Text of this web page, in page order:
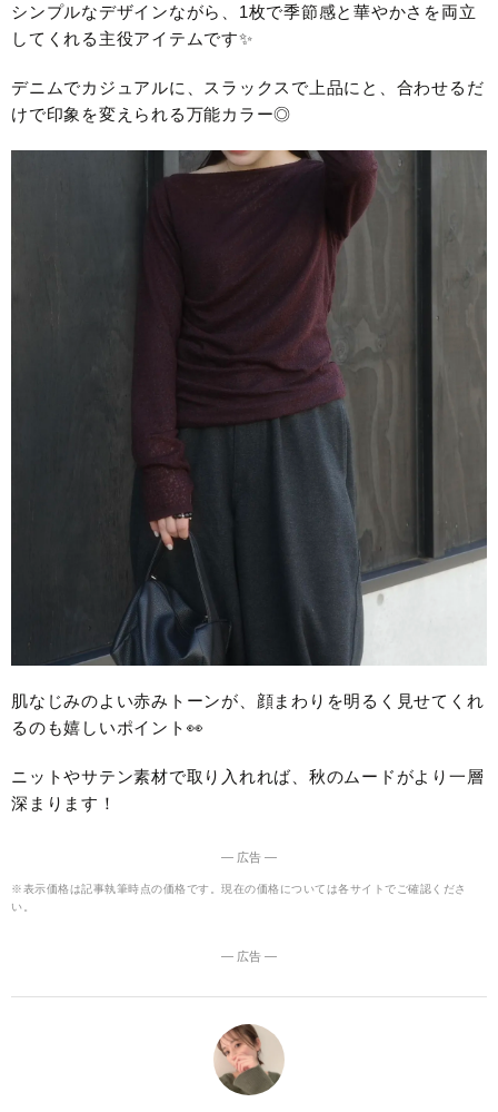
シンプルなデザインながら、1枚で季節感と華やかさを両立
してくれる主役アイテムです✨
デニムでカジュアルに、スラックスで上品にと、合わせるだ
けで印象を変えられる万能カラー◎
肌なじみのよい赤みトーンが、顔まわりを明るく見せてくれ
るのも嬉しいポイント👀
ニットやサテン素材で取り入れれば、秋のムードがより一層
深まります！
― 広告 ―
※表示価格は記事執筆時点の価格です。現在の価格については各サイトでご確認くださ
い。
― 広告 ―